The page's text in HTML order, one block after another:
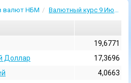
валют НБМ Валютный курс 9 Июнь 2020
19,6771
Доллар
17,3696
4,0663